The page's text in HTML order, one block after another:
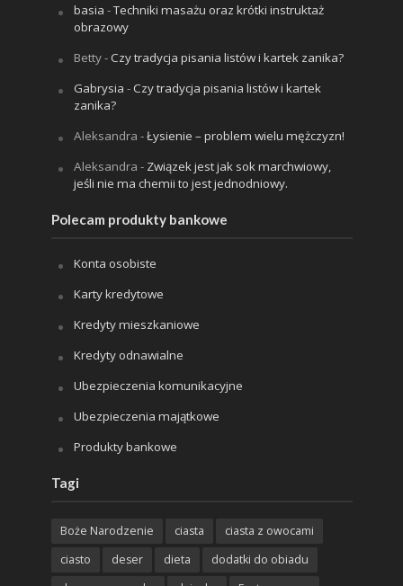
basia -Techniki masażu oraz krótki instruktaż
obrazowy
Betty-Czy tradycja pisania listów i kartek zanika?
Gabrysia -Czy tradycja pisania listów i kartek
zanika?
Aleksandra -Łysienie – problem wielu mężczyzn!
Aleksandra - Związek jest jak sok marchwiowy,
jeśli nie ma chemii to jest jednodniowy.
Polecam produkty bankowe
Konta osobiste
Karty kredytowe
Kredyty mieszkaniowe
Kredyty odnawialne
Ubezpieczenia komunikacyjne
Ubezpieczenia majątkowe
Produkty bankowe
Tagi
Boże Narodzenie ciasta
ciasta z owocami
ciasto
deser dieta
dodatki do obiadu